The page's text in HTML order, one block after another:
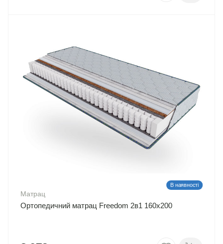
В наявності
Матрац
Ортопедичний матрац Freedom 2в1 160х200